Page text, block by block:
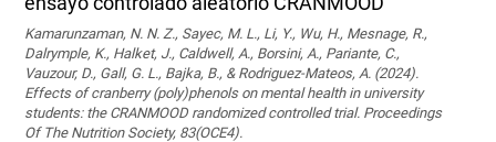
Kamarunzaman, N. N. Z., Sayec, M. L., Li, Y., Wu, H., Mesnage, R.,
Dalrymple, K., Halket, J., Caldwell, A., Borsini, A., Pariante, C.,
Vauzour, D., Gall, G. L., Bajka, B., & Rodriguez-Mateos, A. (2024).
Effects of cranberry (poly)phenols on mental health in university
students: the CRANMOOD randomized controlled trial. Proceedings
Of The Nutrition Society, 83(OCE4).